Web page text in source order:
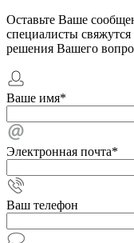
Оставьте Ваше
специалисты
решения Вашего
Ваше имя*
Электронная почта*
Ваш телефон